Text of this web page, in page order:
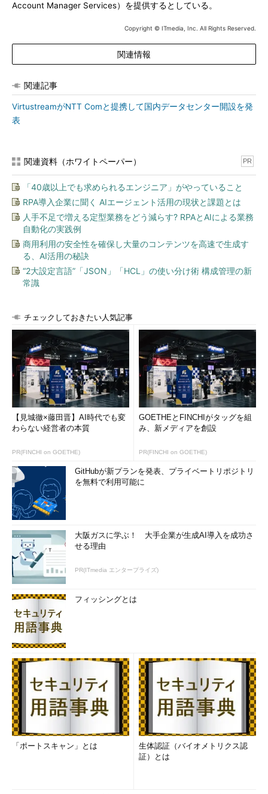
Account Manager Services）を提供するとしている。
Copyright © ITmedia, Inc. All Rights Reserved.
関連情報
関連記事
VirtustreamがNTT Comと提携して国内データセンター開設を発
表
関連資料（ホワイトペーパー） PR
「40歳以上でも求められるエンジニア」がやっていること
RPA導入企業に聞く AIエージェント活用の現状と課題とは
人手不足で増える定型業務をどう減らす? RPAとAIによる業務
自動化の実践例
商用利用の安全性を確保し大量のコンテンツを高速で生成す
る、AI活用の秘訣
“2大設定言語”「JSON」「HCL」の使い分け術 構成管理の新
常識
チェックしておきたい人気記事
【見城徹×藤田晋】AI時代でも変
わらない経営者の本質
PR(FINCHI on GOETHE)
GOETHEとFINCHIがタッグを組
み、新メディアを創設
PR(FINCHI on GOETHE)
GitHubが新プランを発表、プライベートリポジトリ
を無料で利用可能に
大阪ガスに学ぶ！ 大手企業が生成AI導入を成功さ
せる理由
PR(ITmedia エンタープライズ)
フィッシングとは
「ポートスキャン」とは
生体認証（バイオメトリクス認
証）とは